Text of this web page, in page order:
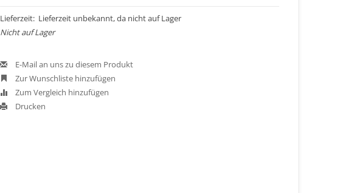
Lieferzeit: Lieferzeit unbekannt, da nicht auf Lager
Nicht auf Lager
E-Mail an uns zu diesem Produkt
Zur Wunschliste hinzufügen
Zum Vergleich hinzufügen
Drucken